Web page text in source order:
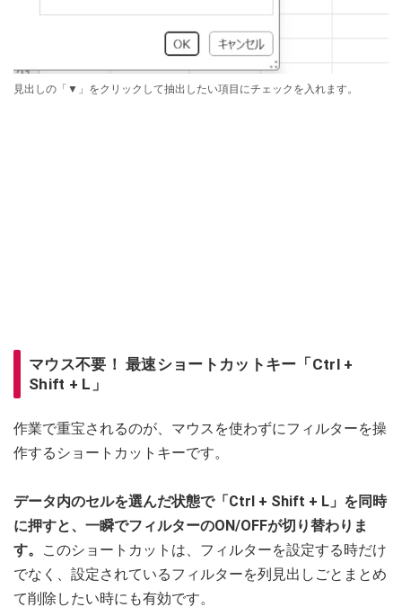
見出しの「▼」をクリックして抽出したい項目にチェックを入れます。
マウス不要！ 最速ショートカットキー「Ctrl +
Shift + L」
作業で重宝されるのが、マウスを使わずにフィルターを操
作するショートカットキーです。
データ内のセルを選んだ状態で「Ctrl + Shift + L」を同時
に押すと、一瞬でフィルターのON/OFFが切り替わりま
す。
このショートカットは、フィルターを設定する時だけ
でなく、設定されているフィルターを列見出しごとまとめ
て削除したい時にも有効です。